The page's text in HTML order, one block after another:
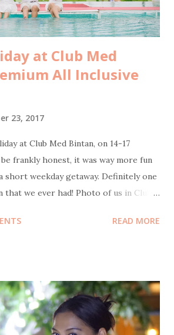
Tony, Presiden Direktur Pulo Cinta.
at Club Med
All Inclusive
23, 2017
at Club Med Bintan, on 14-17
be frankly honest, it was way more fun
short weekday getaway. Definitely one
we ever had! Photo of us in Club
flew on Thursday morning, 14
unfortunately got delayed for about
at around 1pm. Transportation from
resort At Bintan airport, a driver
READ MORE